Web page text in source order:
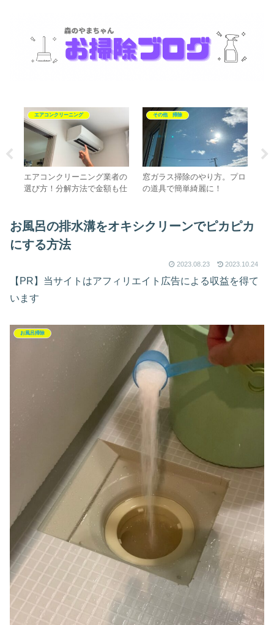
エアコンクリーニング
エアコンクリーニング業者の
選び方！分解方法で金額も仕
その他 掃除
窓ガラス掃除のやり方。プロ
の道具で簡単綺麗に！
お風呂の排水溝をオキシクリーンでピカピカ
にする方法
2023.08.23 2023.10.24
【PR】当サイトはアフィリエイト広告による収益を得て
います
お風呂掃除